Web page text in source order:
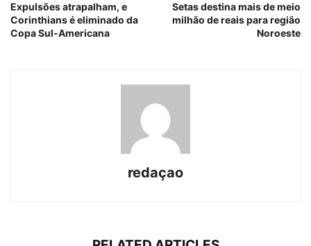
Expulsões atrapalham, e
Corinthians é eliminado da
Copa Sul-Americana
Setas destina mais de meio
milhão de reais para região
Noroeste
redaçao